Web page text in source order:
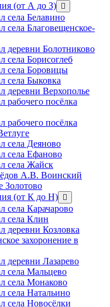
(от А до З) открыть
меню
села Белавино
села Благовещенское-
деревни Болотниково
села Борисоглеб
села Боровицы
села Быковка
деревни Верхополье
рабочего посёлка
рабочего посёлка
села Деяново
села Ефаново
села Жайск
А.В. Воинский
Золотово
(от К до Н) открыть
меню
села Карачарово
села Клин
деревни Козловка
захоронение в
деревни Лазарево
села Мальцево
села Монаково
села Натальино
села Новосёлки